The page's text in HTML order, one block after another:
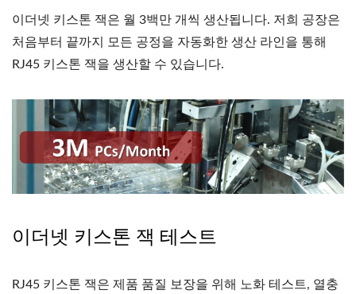
이더넷 키스톤 잭은 월 3백만 개씩 생산됩니다. 저희 공장은
처음부터 끝까지 모든 공정을 자동화한 생산 라인을 통해
RJ45 키스톤 잭을 생산할 수 있습니다.
이더넷 키스톤 잭 테스트
RJ45 키스톤 잭은 제품 품질 보장을 위해 노화 테스트, 열충